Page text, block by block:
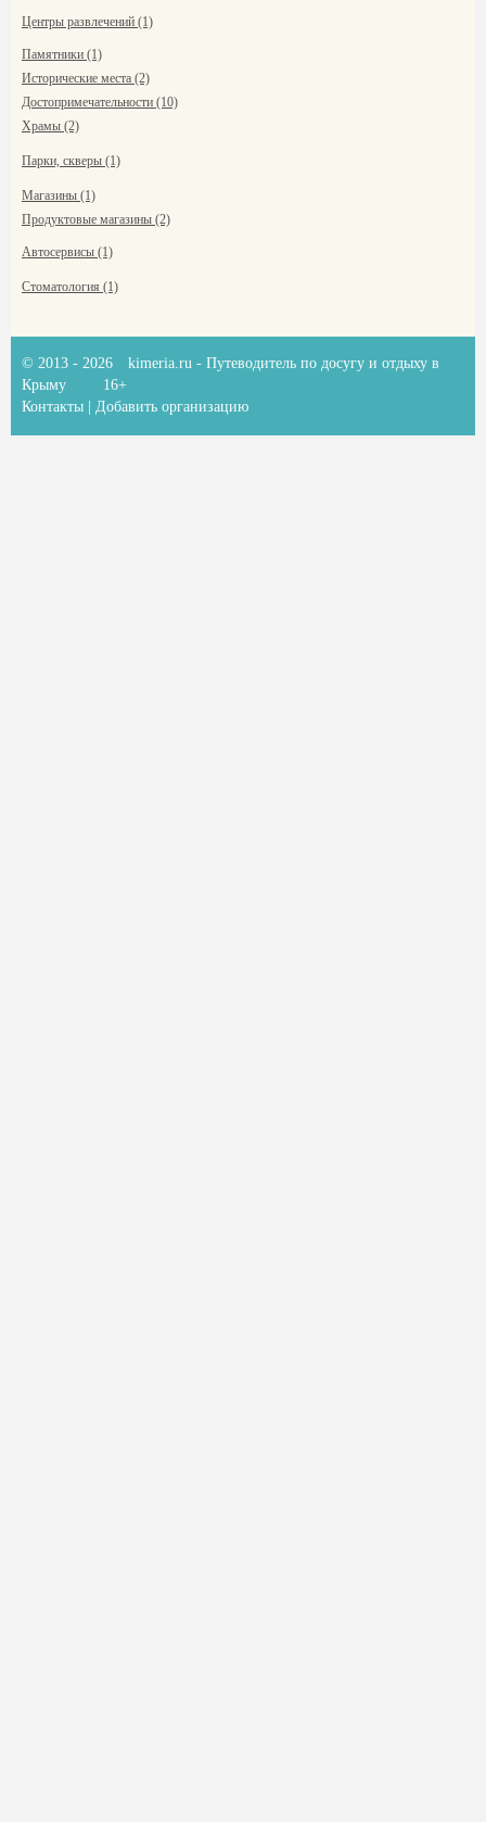
Центры развлечений (1)
Памятники (1)
Исторические места (2)
Достопримечательности (10)
Храмы (2)
Парки, скверы (1)
Магазины (1)
Продуктовые магазины (2)
Автосервисы (1)
Стоматология (1)
© 2013 - 2026 kimeria.ru - Путеводитель по досугу и отдыху в
Крыму
16+
Контакты
Добавить организацию